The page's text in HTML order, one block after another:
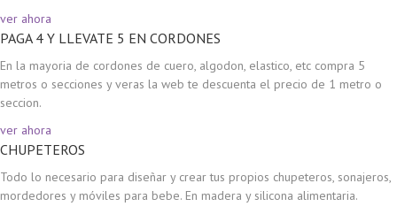
ver ahora
PAGA 4 Y LLEVATE 5 EN CORDONES
En la mayoria de cordones de cuero, algodon, elastico, etc compra 5
metros o secciones y veras la web te descuenta el precio de 1 metro o
seccion.
ver ahora
CHUPETEROS
Todo lo necesario para diseñar y crear tus propios chupeteros, sonajeros,
mordedores y móviles para bebe. En madera y silicona alimentaria.